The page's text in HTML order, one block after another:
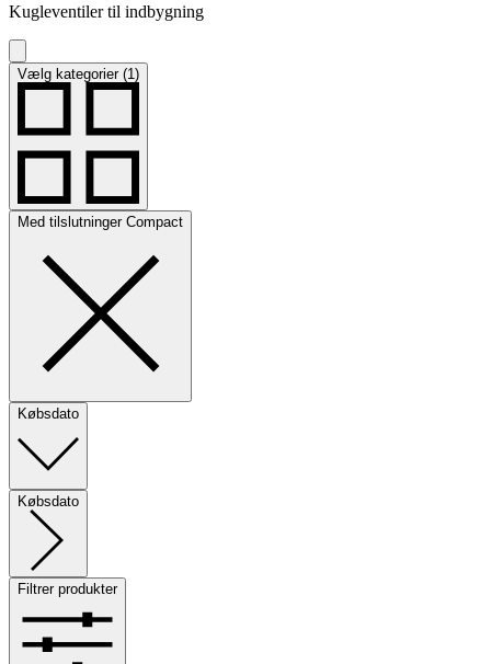
Kugleventiler til indbygning
Vælg kategorier (1)
Med tilslutninger Compact
Købsdato
Købsdato
Filtrer produkter